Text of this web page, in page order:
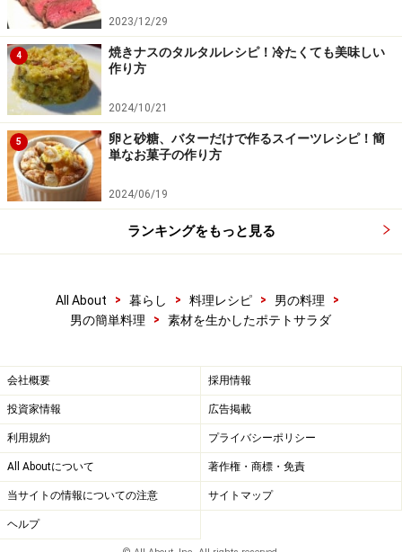
2023/12/29
4
焼きナスのタルタルレシピ！冷たくても美味しい
作り方
2024/10/21
5
卵と砂糖、バターだけで作るスイーツレシピ！簡
単なお菓子の作り方
2024/06/19
ランキングをもっと見る
All About > 暮らし > 料理レシピ > 男の料理
>
男の簡単料理
> 素材を生かしたポテトサラダ
会社概要 採用情報
投資家情報 広告掲載
利用規約 プライバシーポリシー
All Aboutについて 著作権・商標・免責
当サイトの情報についての注意 サイトマップ
ヘルプ